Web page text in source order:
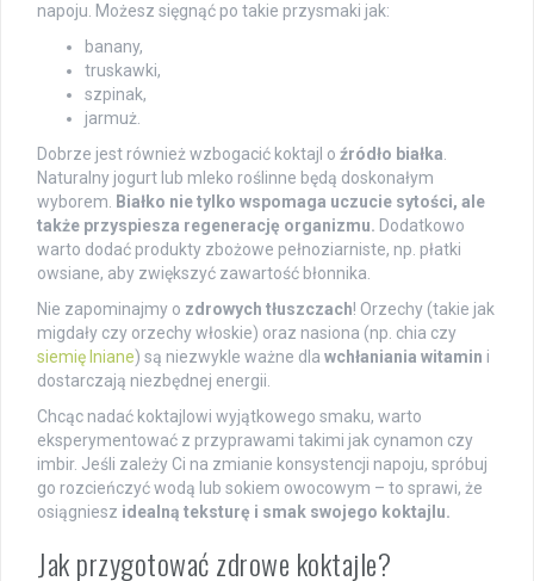
napoju. Możesz sięgnąć po takie przysmaki jak:
banany,
truskawki,
szpinak,
jarmuż.
Dobrze jest również wzbogacić koktajl o źródło białka.
Naturalny jogurt lub mleko roślinne będą doskonałym
wyborem. Białko nie tylko wspomaga uczucie sytości, ale
także przyspiesza regenerację organizmu. Dodatkowo
warto dodać produkty zbożowe pełnoziarniste, np. płatki
owsiane, aby zwiększyć zawartość błonnika.
Nie zapominajmy o zdrowych tłuszczach! Orzechy (takie jak
migdały czy orzechy włoskie) oraz nasiona (np. chia czy
siemię lniane) są niezwykle ważne dla wchłaniania witamin i
dostarczają niezbędnej energii.
Chcąc nadać koktajlowi wyjątkowego smaku, warto
eksperymentować z przyprawami takimi jak cynamon czy
imbir. Jeśli zależy Ci na zmianie konsystencji napoju, spróbuj
go rozcieńczyć wodą lub sokiem owocowym – to sprawi, że
osiągniesz idealną teksturę i smak swojego koktajlu.
Jak przygotować zdrowe koktajle?